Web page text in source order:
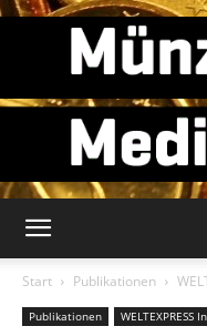
Start Publikationen
Publikationen WELTEXPRESS